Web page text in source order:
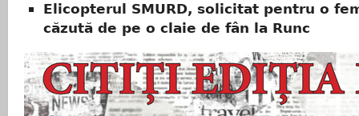
Elicopterul SMURD, solicitat pentru o
căzută de pe o claie de fân la Runc